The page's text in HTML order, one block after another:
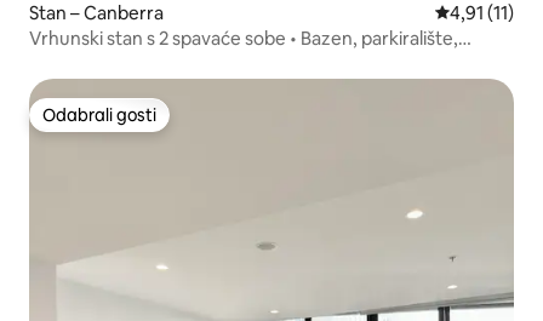
Stan – Canberra Prosječna
4,91 (11)
Vrhunski stan s 2 spavaće sobe • Bazen, parkiralište,
Odabrali gosti
Odabrali gosti